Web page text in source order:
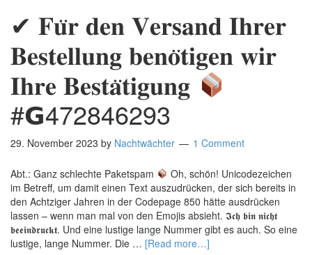
✔ 𝐅𝐮̈𝐫 𝐝𝐞𝐧 𝐕𝐞𝐫𝐬𝐚𝐧𝐝 𝐈𝐡𝐫𝐞𝐫
𝐁𝐞𝐬𝐭𝐞𝐥𝐥𝐮𝐧𝐠 𝐛𝐞𝐧𝐨̈𝐭𝐢𝐠𝐞𝐧 𝐰𝐢𝐫
𝐈𝐡𝐫𝐞 𝐁𝐞𝐬𝐭𝐚̈𝐭𝐢𝐠𝐮𝐧𝐠
#𝗚472846293
29. November 2023 by Nachtwächter 1 Comment
Abt.: Ganz schlechte Paketspam
Oh, schön! Unicodezeichen
im Betreff, um damit einen Text auszudrücken, der sich bereits in
den Achtziger Jahren in der Codepage 850 hätte ausdrücken
lassen – wenn man mal von den Emojis absieht. 𝕴𝖈𝖍 𝖇𝖎𝖓 𝖓𝖎𝖈𝖍𝖙
𝖇𝖊𝖊𝖎𝖓𝖉𝖗𝖚𝖈𝖐𝖙. Und eine lustige lange Nummer gibt es auch. So eine
lustige, lange Nummer. Die … [Read more…]